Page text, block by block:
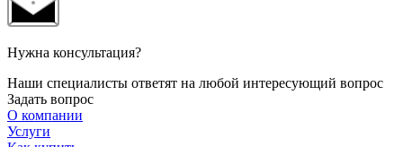
Нужна консультация?
Наши специалисты ответят на любой интересующий вопрос
Задать вопрос
О компании
Услуги